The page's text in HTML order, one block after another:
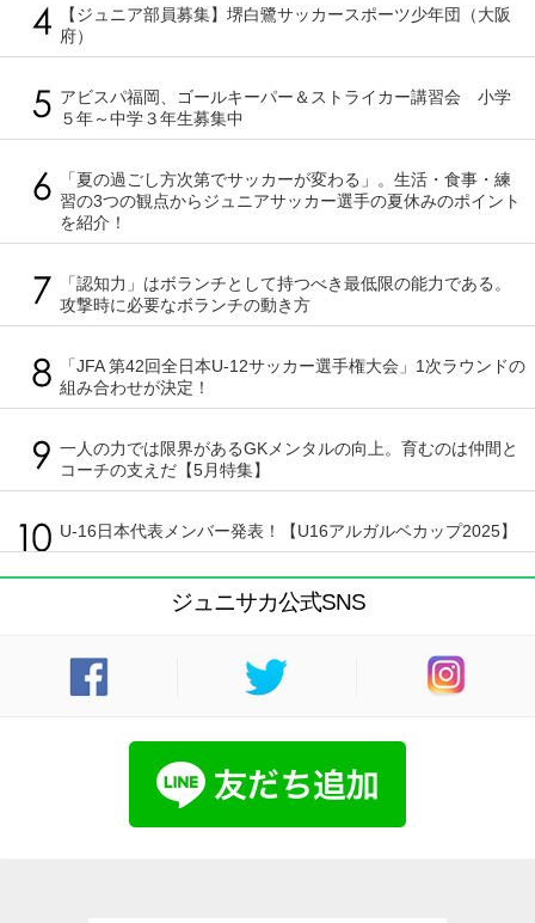
【ジュニア部員募集】堺白鷺サッカースポーツ少年団（大阪
府）
アビスパ福岡、ゴールキーパー＆ストライカー講習会 小学
５年～中学３年生募集中
「夏の過ごし方次第でサッカーが変わる」。生活・食事・練
習の3つの観点からジュニアサッカー選手の夏休みのポイント
を紹介！
「認知力」はボランチとして持つべき最低限の能力である。
攻撃時に必要なボランチの動き方
「JFA 第42回全日本U-12サッカー選手権大会」1次ラウンドの
組み合わせが決定！
一人の力では限界があるGKメンタルの向上。育むのは仲間と
コーチの支えだ【5月特集】
U-16日本代表メンバー発表！【U16アルガルベカップ2025】
ジュニサカ公式SNS